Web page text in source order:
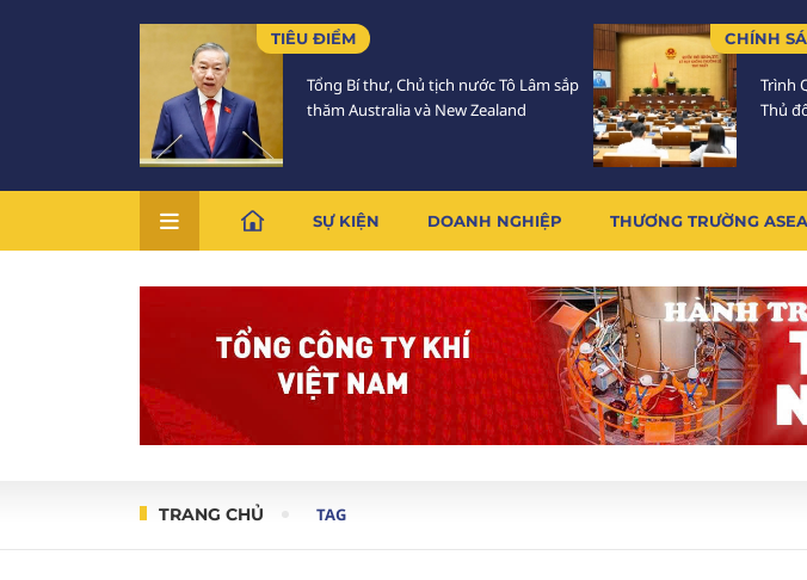
TIÊU ĐIỂM
Tổng Bí thư, Chủ tịch nước Tô Lâm sắp
thăm Australia và New Zealand
CHÍNH
Trình
Thủ
SỰ KIỆN DOANH NGHIỆP THƯƠNG TRƯỜNG
TRANG CHỦ TAG